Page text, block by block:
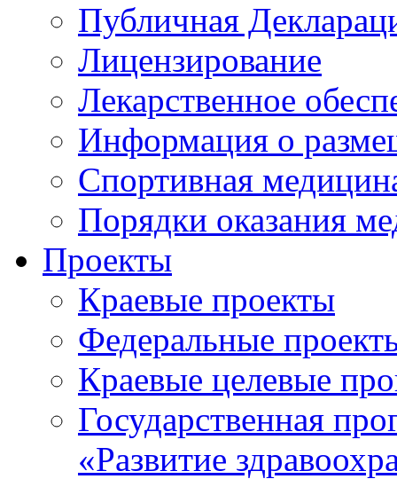
Публичная
Лицензирование
Лекарственное
Информация о
Спортивная
Порядки оказания
Проекты
Краевые проекты
Федеральные
Краевые целевые
Государственная
«Развитие